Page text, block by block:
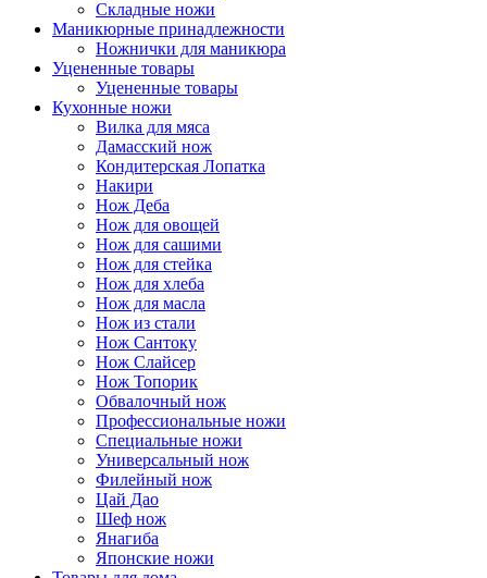
Складные ножи
Маникюрные принадлежности
Ножнички для маникюра
Уцененные товары
Уцененные товары
Кухонные ножи
Вилка для мяса
Дамасский нож
Кондитерская Лопатка
Накири
Нож Деба
Нож для овощей
Нож для сашими
Нож для стейка
Нож для хлеба
Нож для масла
Нож из стали
Нож Сантоку
Нож Слайсер
Нож Топорик
Обвалочный нож
Профессиональные ножи
Специальные ножи
Универсальный нож
Филейный нож
Цай Дао
Шеф нож
Янагиба
Японские ножи